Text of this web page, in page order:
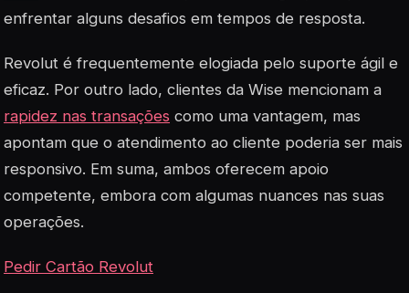
enfrentar alguns desafios em tempos de resposta.
Revolut é frequentemente elogiada pelo suporte ágil e
eficaz. Por outro lado, clientes da Wise mencionam a
rapidez nas transações como uma vantagem, mas
apontam que o atendimento ao cliente poderia ser mais
responsivo. Em suma, ambos oferecem apoio
competente, embora com algumas nuances nas suas
operações.
Pedir Cartão Revolut